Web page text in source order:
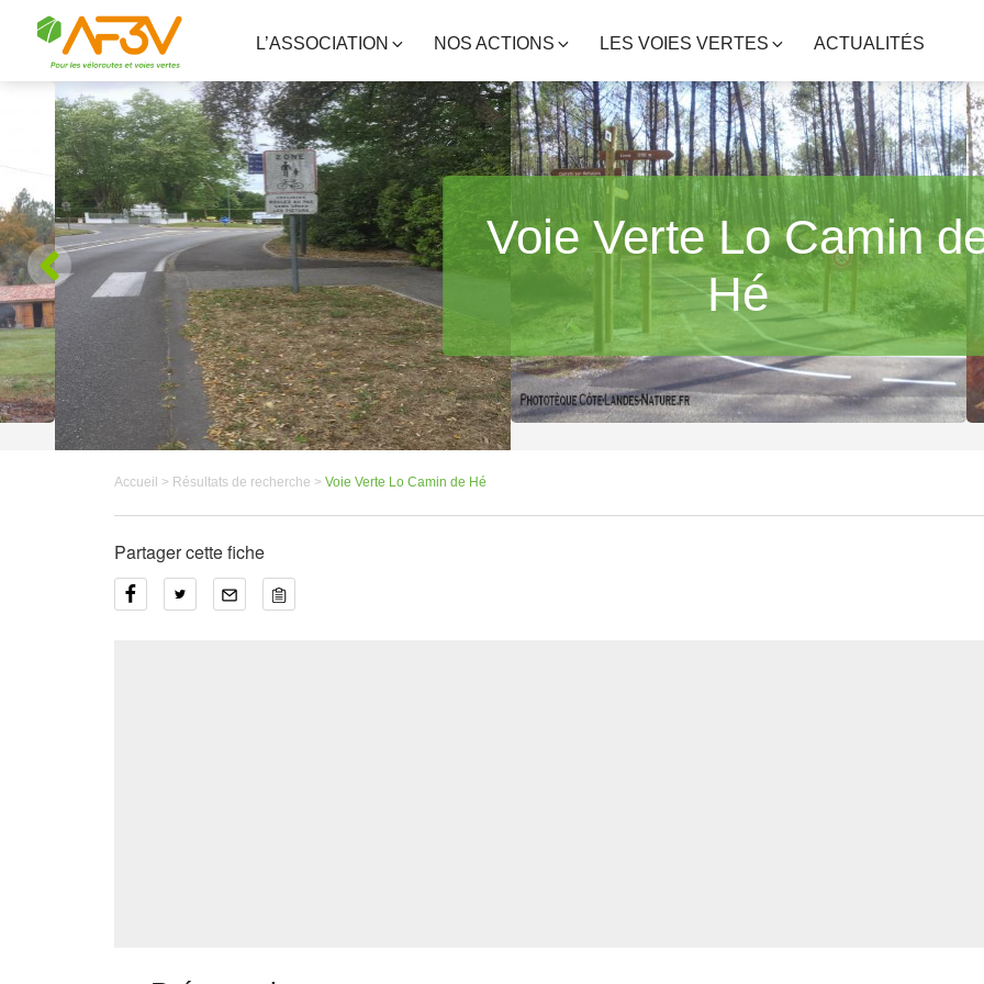
L’ASSOCIATION NOS ACTIONS LES VOIES VERTES ACTUALITÉS
Voie Verte Lo Camin
Hé
Accueil > Résultats de recherche > Voie Verte Lo Camin de Hé
Partager cette fiche